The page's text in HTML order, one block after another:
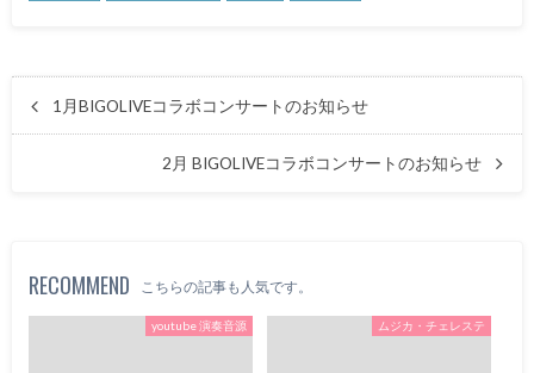
1月BIGOLIVEコラボコンサートのお知らせ
2月 BIGOLIVEコラボコンサートのお知らせ
RECOMMEND こちらの記事も人気です。
youtube 演奏音源 ムジカ・チェレステ